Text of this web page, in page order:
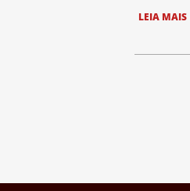
LEIA MAIS